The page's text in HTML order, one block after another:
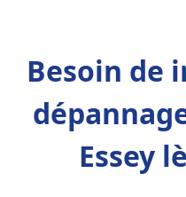
Besoin de
Essey